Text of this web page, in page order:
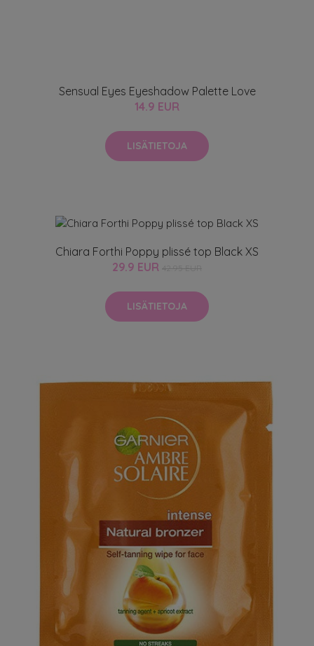
Sensual Eyes Eyeshadow Palette Love
14.9 EUR
LISÄTIETOJA
Chiara Forthi Poppy plissé top Black XS
29.9 EUR
LISÄTIETOJA